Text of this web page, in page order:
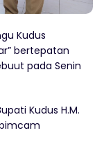
Kudus
bertepatan
pada Senin
Kudus H.M.